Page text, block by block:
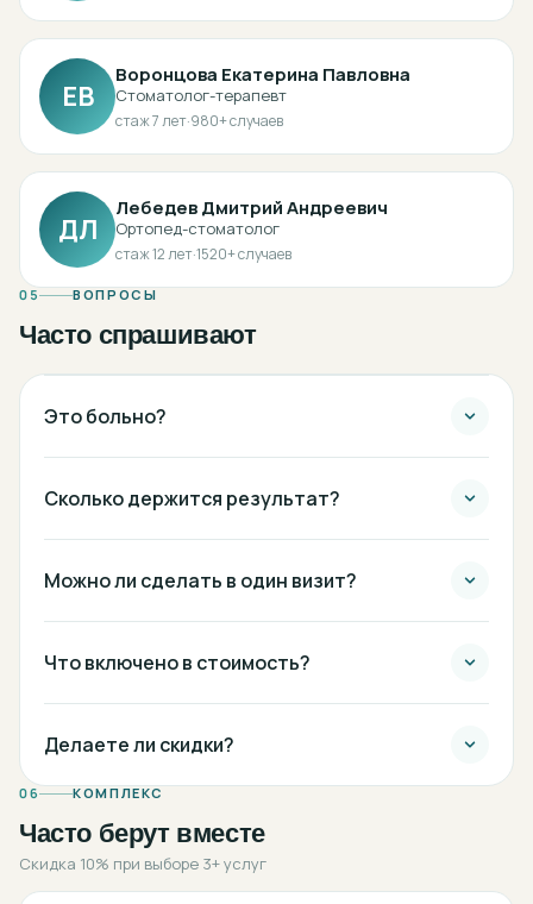
ЕВ
Воронцова Екатерина Павловна
Стоматолог-терапевт
стаж7лет·980+ случаев
ДЛ
Лебедев Дмитрий Андреевич
Ортопед-стоматолог
стаж12лет·1520+ случаев
05 ВОПРОСЫ
Часто спрашивают
Это больно?
Сколько держится результат?
Можно ли сделать в один визит?
Что включено в стоимость?
Делаете ли скидки?
06 КОМПЛЕКС
Часто берут вместе
Скидка 10% при выборе 3+ услуг